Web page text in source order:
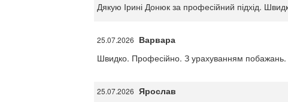
Дякую Ірині Донюк за професійний підхід.
25.07.2026 Варвара
Швидко. Професійно. З урахуванням побажань.
25.07.2026 Ярослав